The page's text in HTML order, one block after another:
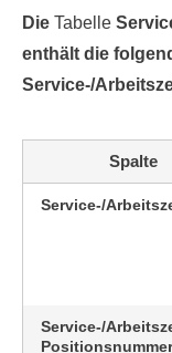
Die Tabelle
enthält die
Service-/
Spalte
Service-/
Service-/
Positionsnummer